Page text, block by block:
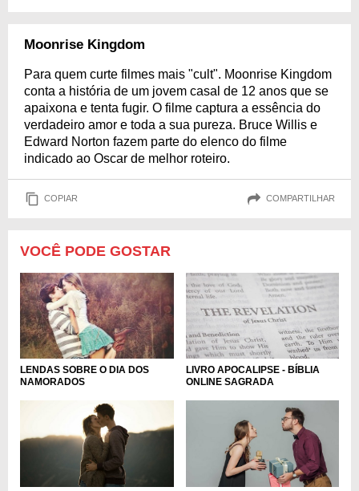
Moonrise Kingdom
Para quem curte filmes mais "cult". Moonrise Kingdom
conta a história de um jovem casal de 12 anos que se
apaixona e tenta fugir. O filme captura a essência do
verdadeiro amor e toda a sua pureza. Bruce Willis e
Edward Norton fazem parte do elenco do filme
indicado ao Oscar de melhor roteiro.
COPIAR COMPARTILHAR
VOCÊ PODE GOSTAR
LENDAS SOBRE O DIA DOS
NAMORADOS
LIVRO APOCALIPSE - BÍBLIA
ONLINE SAGRADA